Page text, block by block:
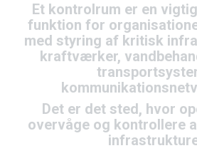
Et kontrolrum er en
funktion for
med styring af kritisk
kraftværker,
Det er det sted, hvor
overvåge og kontrollere